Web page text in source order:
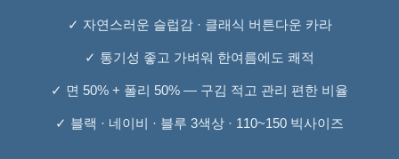
✓ 자연스러운 슬럽감 · 클래식 버튼다운 카라
✓ 통기성 좋고 가벼워 한여름에도 쾌적
✓ 면 50% + 폴리 50% — 구김 적고 관리 편한 비율
✓ 블랙 · 네이비 · 블루 3색상 · 110~150 빅사이즈